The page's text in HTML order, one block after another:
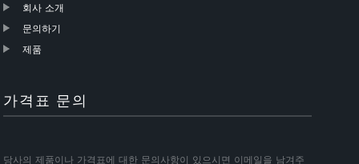
회사 소개
문의하기
제품
가격표 문의
당사의 제품이나 가격표에 대한 문의사항이 있으시면 이메일을 남겨주